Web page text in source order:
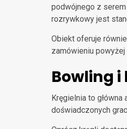
podwójnego z
rozrywkowy jest
Obiekt oferuje
zamówieniu powyżej
Bowling
Kręgielnia to
doświadczonych